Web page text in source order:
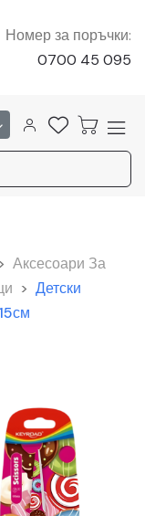
Номер за поръчки:
0700 45 095
> Аксесоари За
> Детски